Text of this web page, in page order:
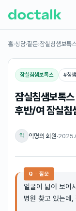
홈›상담·질문›잠실침샘보톡
잠실침샘보톡스 #침
잠실침샘보톡
후반/여 잠실침
익 익명의 회원·
Q · 질문
얼굴이 넓어 보여
병원 찾고 있는데,